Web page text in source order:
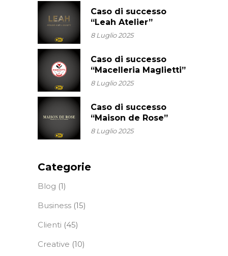
Caso di successo
“Leah Atelier”
8 Luglio 2025
Caso di successo
“Macelleria Maglietti”
8 Luglio 2025
Caso di successo
“Maison de Rose”
8 Luglio 2025
Categorie
Blog (1)
Business (15)
Clienti (45)
Creative (10)